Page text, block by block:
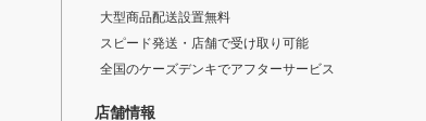
大型商品配送設置無料
スピード発送・店舗で受け取り可能
全国のケーズデンキでアフターサービス
店舗情報